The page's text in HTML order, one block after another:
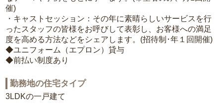
催)
・キャストセッション：その年に素晴らしいサービスを行
ったスタッフの皆様をお呼びして表彰し、お客様への満足
度を高める方法などをシェアします。(招待制･年１回開催)
◆ユニフォーム（エプロン）貸与
◆前払い制度あり
勤務地の住宅タイプ
3LDKの一戸建て